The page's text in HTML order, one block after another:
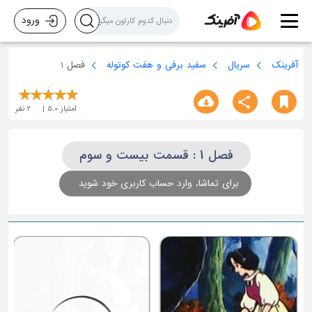
ورود
آفرینک سریال سفید برفی و هفت کوتوله فصل 1
امتیاز 5.0
2 نفر
فصل 1 : قسمت بیست و سوم
برای تماشا، وارد حساب کاربری خود شوید